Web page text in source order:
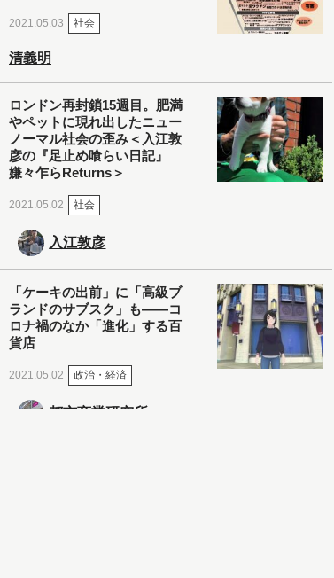
2021.05.03 社会
清義明
ロンドン再封鎖15週目。肥満
やペットに現れ出したニュー
ノーマル社会の歪み＜入江敦
彦の『足止め喰らい日記』
嫌々乍らReturns＞
2021.05.02 社会
入江敦彦
「ケーキの出前」に「高級ブ
ランドのサブスク」も――コ
ロナ禍のなか「進化」する百
貨店
2021.05.02 政治・経済
都市商業研究所